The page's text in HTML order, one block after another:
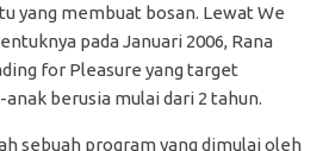
yang membuat bosan. Lewat We
pada Januari 2006, Rana
for Pleasure yang target
berusia mulai dari 2 tahun.
sebuah program yang dimulai oleh